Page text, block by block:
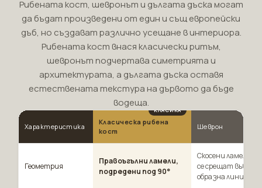
Рибената кост, шевронът и дългата дъска могат
да бъдат произведени от един и същ европейски
дъб, но създават различно усещане в интериора.
Рибената кост внася класически ритъм,
шевронът подчертава симетрията и
архитектурата, а дългата дъска оставя
естествената текстура на дървото да бъде
водеща.
Характеристика
Класическа рибена
кост
Шеврон
Геометрия
Правоъгълни ламели,
подредени под 90°
Скосени ламели,
се срещат във V-
образна линия